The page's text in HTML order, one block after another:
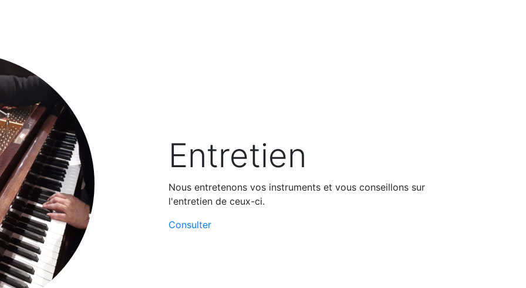
Entretien
Nous entretenons vos instruments et vous conseillons sur
l'entretien de ceux-ci.
Consulter